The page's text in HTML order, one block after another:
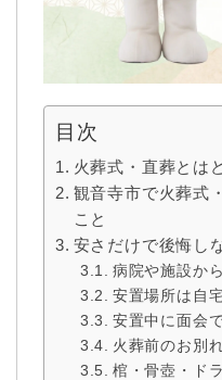
目次
火葬式・直葬とは
観音寺市で火葬式
こと
安さだけで後悔し
病院や施設か
安置場所は自
安置中に面会
火葬前のお別
棺・骨壺・ド